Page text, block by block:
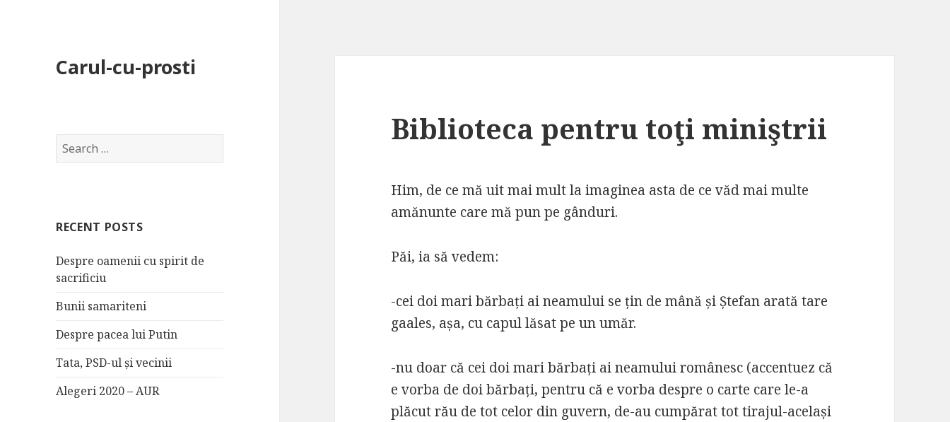
Carul-cu-prosti
S
e
h
o
r
RECENT POSTS
Despre oamenii cu spirit de
sacrificiu
Bunii samariteni
Despre pacea lui Putin
Tata, PSD-ul și vecinii
Alegeri 2020 – AUR
Biblioteca pentru toţi miniştrii
Him, de ce mă uit mai mult la imaginea asta de ce văd mai multe
amănunte care mă pun pe gânduri.
Păi, ia să vedem:
-cei doi mari bărbați ai neamului se țin de mână și Ștefan arată tare
gaales, așa, cu capul lăsat pe un umăr.
-nu doar că cei doi mari bărbați ai neamului românesc (accentuez că
e vorba de doi bărbați, pentru că e vorba despre o carte care le-a
plăcut rău de tot celor din guvern, de-au cumpărat tot tirajul-același